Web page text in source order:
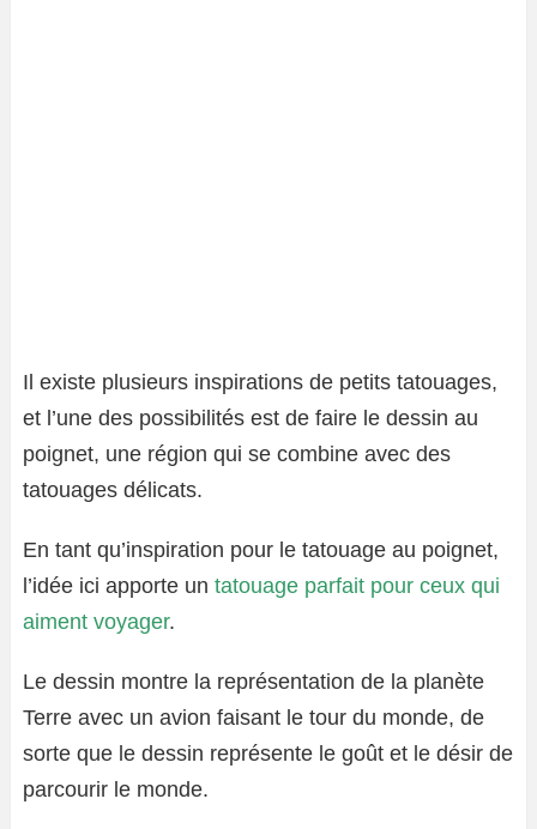
Il existe plusieurs inspirations de petits tatouages,
et l’une des possibilités est de faire le dessin au
poignet, une région qui se combine avec des
tatouages ​​délicats.
En tant qu’inspiration pour le tatouage au poignet,
l’idée ici apporte un tatouage parfait pour ceux qui
aiment voyager.
Le dessin montre la représentation de la planète
Terre avec un avion faisant le tour du monde, de
sorte que le dessin représente le goût et le désir de
parcourir le monde.